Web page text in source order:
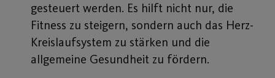
gesteuert werden. Es hilft nicht nur, die
Fitness zu steigern, sondern auch das Herz-
Kreislaufsystem zu stärken und die
allgemeine Gesundheit zu fördern.